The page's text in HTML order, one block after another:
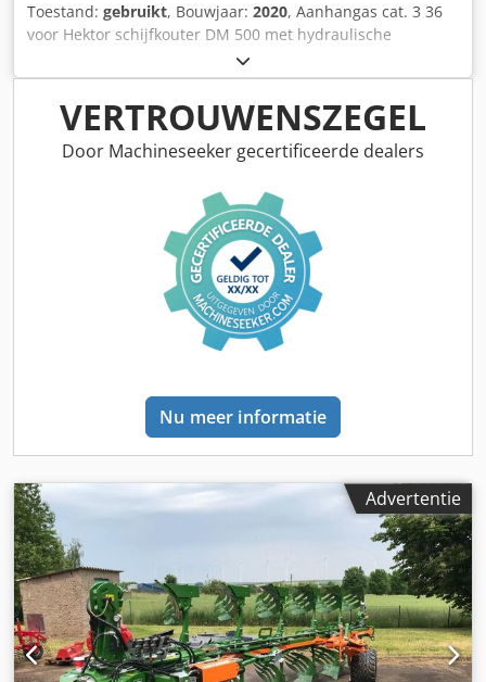
Toestand: gebruikt, Bouwjaar: 2020, Aanhangas cat. 3 36
voor Hektor schijfkouter DM 500 met hydraulische
steenbeveiliging / zware voorschar G1 instelbaar, LED-
verlichting achter, markering vooraan / diefstalbeveiliging
typegoedkeuring-EU 40 km/u – volledige wentelploeg voor
aanhanger – RH 82 / uitbreidbaar Dkedpfothk U Tsx Agmor
VERTROUWENSZEGEL
Door Machineseeker gecertificeerde dealers
Nu meer informatie
Advertentie